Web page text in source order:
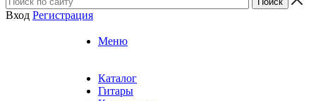
Вход Регистрация
Меню
Каталог
Гитары